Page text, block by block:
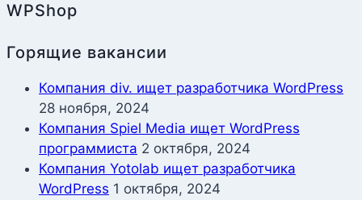
WPShop
Горящие вакансии
Компания div. ищет разработчика WordPress
28 ноября, 2024
Компания Spiel Media ищет WordPress
программиста 2 октября, 2024
Компания Yotolab ищет разработчика
WordPress 1 октября, 2024